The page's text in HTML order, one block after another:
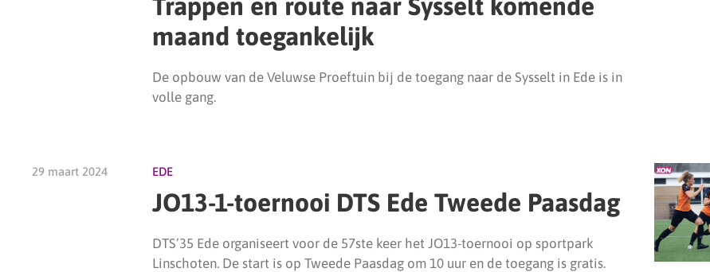
Trappen en route naar Sysselt komende
maand toegankelijk
De opbouw van de Veluwse Proeftuin bij de toegang naar de Sysselt in Ede is in
volle gang.
29 maart 2024 EDE
JO13-1-toernooi DTS Ede Tweede Paasdag
DTS’35 Ede organiseert voor de 57ste keer het JO13-toernooi op sportpark
Linschoten. De start is op Tweede Paasdag om 10 uur en de toegang is gratis.